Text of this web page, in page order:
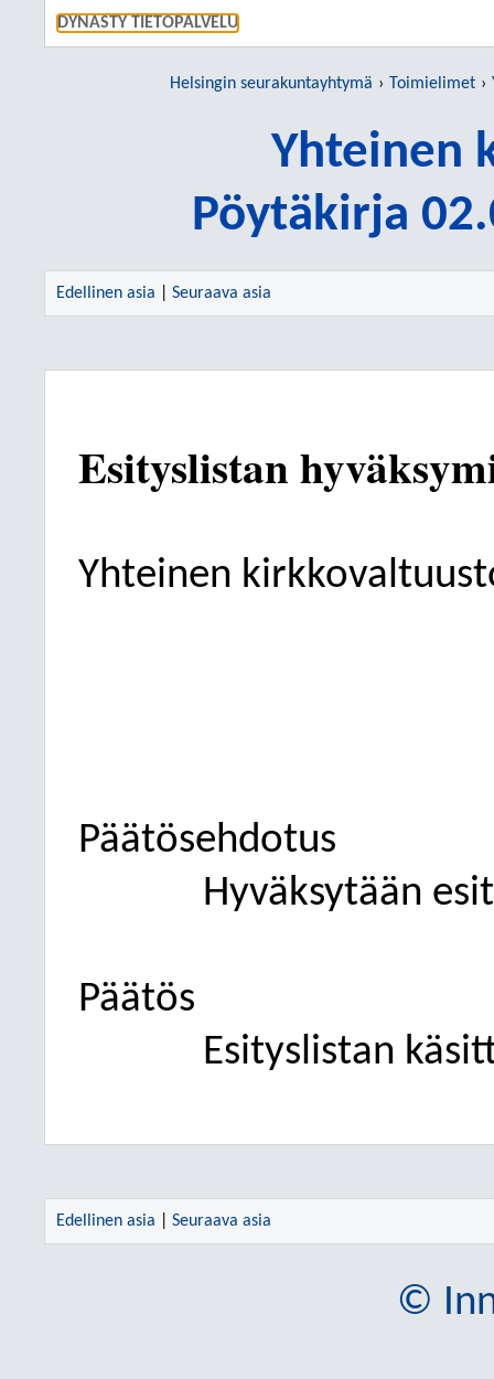
DYNASTY TIETOPALVELU
Helsingin seurakuntayhtymä Toimielimet
Yhteinen
Pöytäkirja
Edellinen asia Seuraava asia
Esityslistan
Yhteinen
Päätösehdotus
Hyväksytään
Päätös
Esityslistan
Edellinen asia Seuraava asia
©